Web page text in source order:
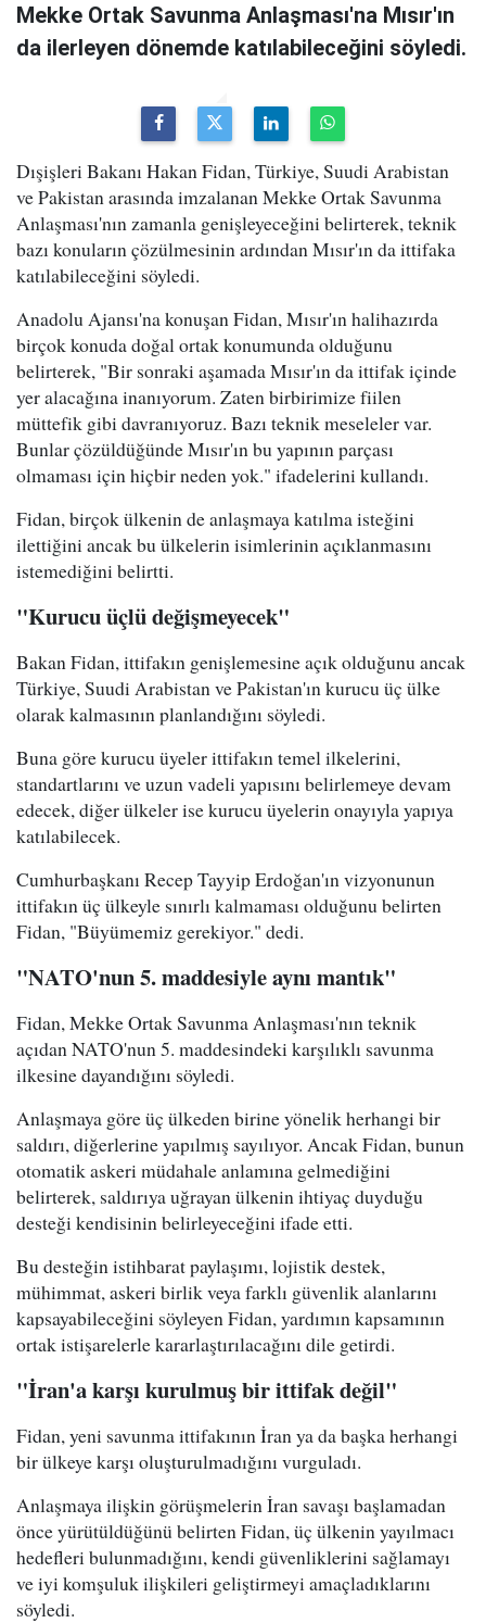
Mekke Ortak Savunma Anlaşması'na Mısır'ın
da ilerleyen dönemde katılabileceğini söyledi.
Dışişleri Bakanı Hakan Fidan, Türkiye, Suudi Arabistan
ve Pakistan arasında imzalanan Mekke Ortak Savunma
Anlaşması'nın zamanla genişleyeceğini belirterek, teknik
bazı konuların çözülmesinin ardından Mısır'ın da ittifaka
katılabileceğini söyledi.
Anadolu Ajansı'na konuşan Fidan, Mısır'ın halihazırda
birçok konuda doğal ortak konumunda olduğunu
belirterek, "Bir sonraki aşamada Mısır'ın da ittifak içinde
yer alacağına inanıyorum. Zaten birbirimize fiilen
müttefik gibi davranıyoruz. Bazı teknik meseleler var.
Bunlar çözüldüğünde Mısır'ın bu yapının parçası
olmaması için hiçbir neden yok." ifadelerini kullandı.
Fidan, birçok ülkenin de anlaşmaya katılma isteğini
ilettiğini ancak bu ülkelerin isimlerinin açıklanmasını
istemediğini belirtti.
"Kurucu üçlü değişmeyecek"
Bakan Fidan, ittifakın genişlemesine açık olduğunu ancak
Türkiye, Suudi Arabistan ve Pakistan'ın kurucu üç ülke
olarak kalmasının planlandığını söyledi.
Buna göre kurucu üyeler ittifakın temel ilkelerini,
standartlarını ve uzun vadeli yapısını belirlemeye devam
edecek, diğer ülkeler ise kurucu üyelerin onayıyla yapıya
katılabilecek.
Cumhurbaşkanı Recep Tayyip Erdoğan'ın vizyonunun
ittifakın üç ülkeyle sınırlı kalmaması olduğunu belirten
Fidan, "Büyümemiz gerekiyor." dedi.
"NATO'nun 5. maddesiyle aynı mantık"
Fidan, Mekke Ortak Savunma Anlaşması'nın teknik
açıdan NATO'nun 5. maddesindeki karşılıklı savunma
ilkesine dayandığını söyledi.
Anlaşmaya göre üç ülkeden birine yönelik herhangi bir
saldırı, diğerlerine yapılmış sayılıyor. Ancak Fidan, bunun
otomatik askeri müdahale anlamına gelmediğini
belirterek, saldırıya uğrayan ülkenin ihtiyaç duyduğu
desteği kendisinin belirleyeceğini ifade etti.
Bu desteğin istihbarat paylaşımı, lojistik destek,
mühimmat, askeri birlik veya farklı güvenlik alanlarını
kapsayabileceğini söyleyen Fidan, yardımın kapsamının
ortak istişarelerle kararlaştırılacağını dile getirdi.
"İran'a karşı kurulmuş bir ittifak değil"
Fidan, yeni savunma ittifakının İran ya da başka herhangi
bir ülkeye karşı oluşturulmadığını vurguladı.
Anlaşmaya ilişkin görüşmelerin İran savaşı başlamadan
önce yürütüldüğünü belirten Fidan, üç ülkenin yayılmacı
hedefleri bulunmadığını, kendi güvenliklerini sağlamayı
ve iyi komşuluk ilişkileri geliştirmeyi amaçladıklarını
söyledi.